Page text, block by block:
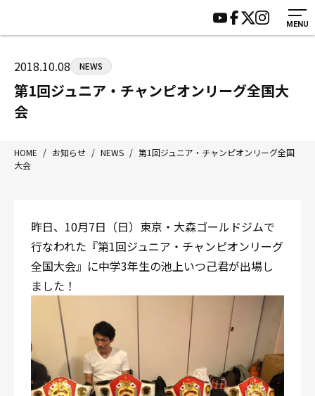
MENU
〒192-0072 東京都八王子市南町3-8 第2原嶋ビル1F
Tel/Fax：042-622-7222
HOME
ジムについて
トレーニング
入会案内
施設紹介
会員様の声
サポーター募集
2018.10.08 NEWS
第1回ジュニア・チャンピオンリーグ全国大
会
HOME / お知らせ / NEWS / 第1回ジュニア・チャンピオンリーグ全国
大会
昨日、10月7日（日）東京・大森ゴールドジムで
行なわれた『第1回ジュニア・チャンピオンリーグ
全国大会』に中学3年生の池上いつ己君が出場し
ました！